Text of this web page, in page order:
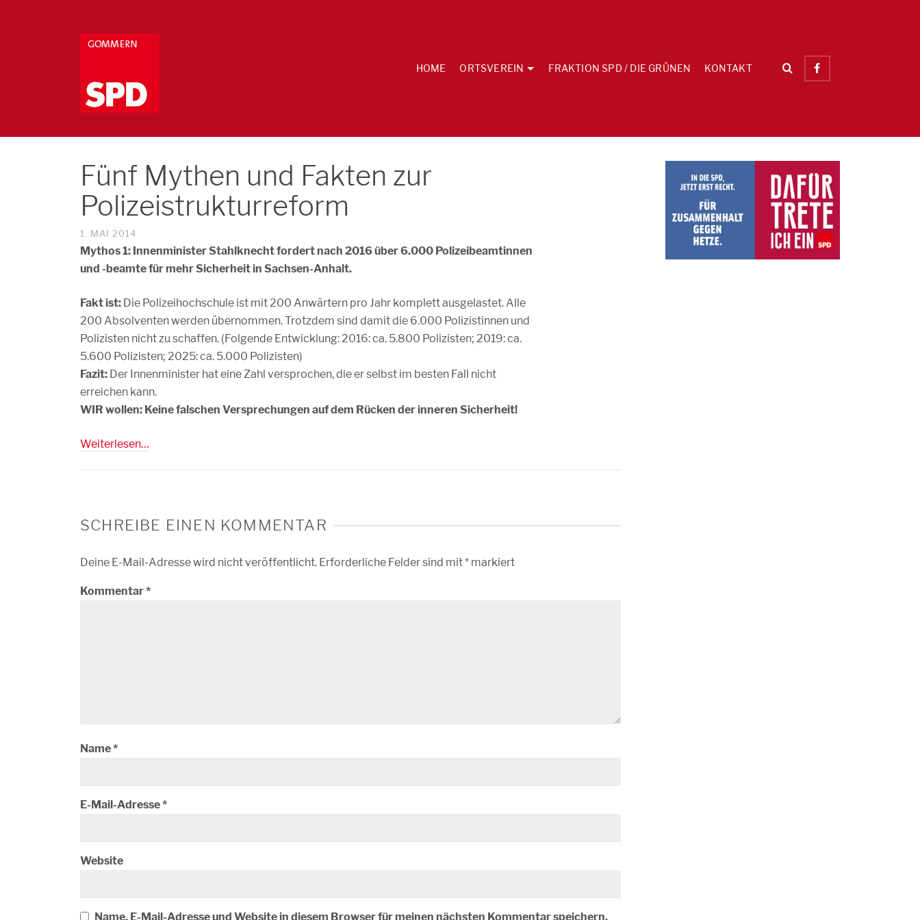
HOME ORTSVEREIN FRAKTION SPD / DIE GRÜNEN KONTAKT
Fünf Mythen und Fakten zur
Polizeistrukturreform
1. MAI 2014
Mythos 1: Innenminister Stahlknecht fordert nach 2016 über 6.000 Polizeibeamtinnen
und -beamte für mehr Sicherheit in Sachsen-Anhalt.
Fakt ist: Die Polizeihochschule ist mit 200 Anwärtern pro Jahr komplett ausgelastet. Alle
200 Absolventen werden übernommen. Trotzdem sind damit die 6.000 Polizistinnen und
Polizisten nicht zu schaffen. (Folgende Entwicklung: 2016: ca. 5.800 Polizisten; 2019: ca.
5.600 Polizisten; 2025: ca. 5.000 Polizisten)
Fazit: Der Innenminister hat eine Zahl versprochen, die er selbst im besten Fall nicht
erreichen kann.
WIR wollen: Keine falschen Versprechungen auf dem Rücken der inneren Sicherheit!
Weiterlesen…
SCHREIBE EINEN KOMMENTAR
Deine E-Mail-Adresse wird nicht veröffentlicht. Erforderliche Felder sind mit* markiert
Kommentar*
Name*
E-Mail-Adresse*
Website
Name, E-Mail-Adresse und Website in diesem Browser für meinen nächsten Kommentar speichern.